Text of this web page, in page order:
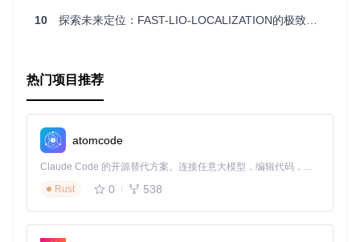
10 探索未来定位：FAST-LIO-LOCALIZATION的极致体验
热门项目推荐
atomcode
Claude Code 的开源替代方案。连接任意大模型，编辑代码，运行命令，自动验证 — 全自动执行。用 Rust 构建，极致性能。 ｜ An open-source alternative to Claude Code. Connect any LLM, edit code, run commands, and verify changes — autonomously. Built in Rust for speed. Get Started
Rust
0 538